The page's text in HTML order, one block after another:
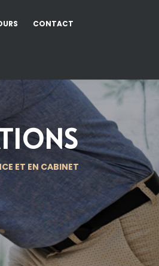
CONTACT
ET EN CABINET